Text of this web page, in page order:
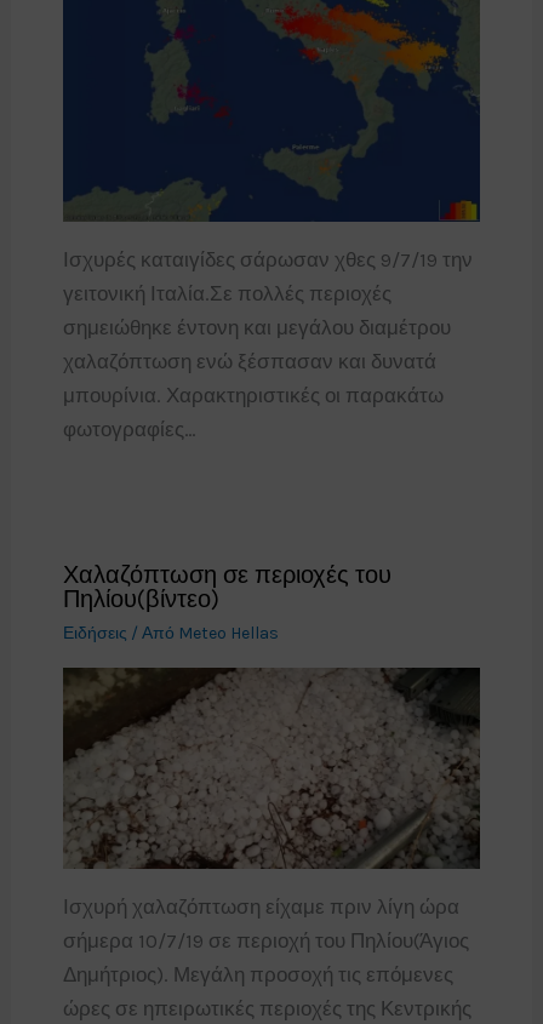
Ισχυρές καταιγίδες σάρωσαν χθες 9/7/19 την
γειτονική Ιταλία.Σε πολλές περιοχές
σημειώθηκε έντονη και μεγάλου διαμέτρου
χαλαζόπτωση ενώ ξέσπασαν και δυνατά
μπουρίνια. Χαρακτηριστικές οι παρακάτω
φωτογραφίες…
Χαλαζόπτωση σε περιοχές του
Πηλίου(βίντεο)
Ειδήσεις / Από Meteo Hellas
Ισχυρή χαλαζόπτωση είχαμε πριν λίγη ώρα
σήμερα 10/7/19 σε περιοχή του Πηλίου(Άγιος
Δημήτριος). Μεγάλη προσοχή τις επόμενες
ώρες σε ηπειρωτικές περιοχές της Κεντρικής